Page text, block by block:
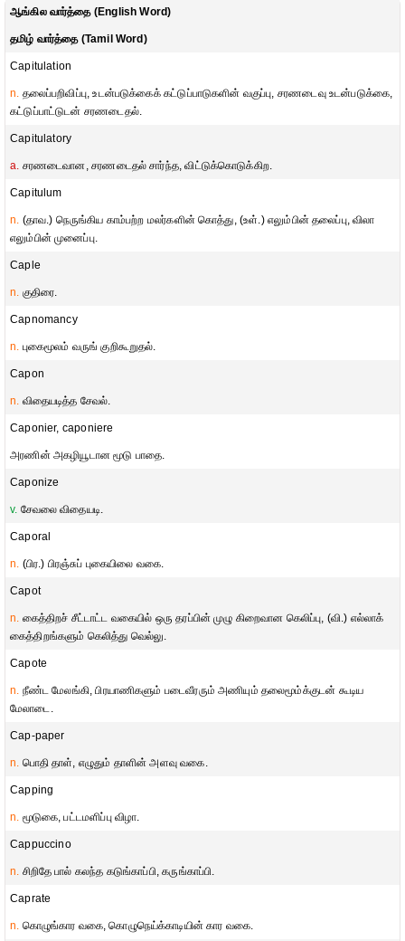
ஆங்கில வார்த்தை (English Word)
தமிழ் வார்த்தை (Tamil Word)
Capitulation
n. தலைப்பறிவிப்பு, உடன்படுக்கைக் கட்டுப்பாடுகளின் வகுப்பு, சரணடைவு உடன்படுக்கை,
கட்டுப்பாட்டுடன் சரணடைதல்.
Capitulatory
a. சரணடைவான, சரணடைதல் சார்ந்த, விட்டுக்கொடுக்கிற.
Capitulum
n. (தாவ.) நெருங்கிய காம்பற்ற மலர்களின் கொத்து, (உள்.) எலும்பின் தலைப்பு, விலா
எலும்பின் முனைப்பு.
Caple
n. குதிரை.
Capnomancy
n. புகைமூலம் வருங் குறிகூறுதல்.
Capon
n. விதையடித்த சேவல்.
Caponier, caponiere
அரணின் அகழியூடான மூடு பாதை.
Caponize
v. சேவலை விதையடி.
Caporal
n. (பிர.) பிரஞ்சுப் புகையிலை வகை.
Capot
n. கைத்திறச் சீட்டாட்ட வகையில் ஒரு தரப்பின் முழு கிறைவான கெலிப்பு, (வி.) எல்லாக்
கைத்திறங்களும் கெலித்து வெல்லு.
Capote
n. நீண்ட மேலங்கி, பிரயாணிகளும் படைவீரரும் அணியும் தலைமூம்க்குடன் கூடிய
மேலாடை.
Cap-paper
n. பொதி தாள், எழுதும் தாளின் அளவு வகை.
Capping
n. மூடுகை, பட்டமளிப்பு விழா.
Cappuccino
n. சிறிதே பால் கலந்த கடுங்காப்பி, கருங்காப்பி.
Caprate
n. கொழுங்கார வகை, கொழுநெய்க்காடியின் கார வகை.